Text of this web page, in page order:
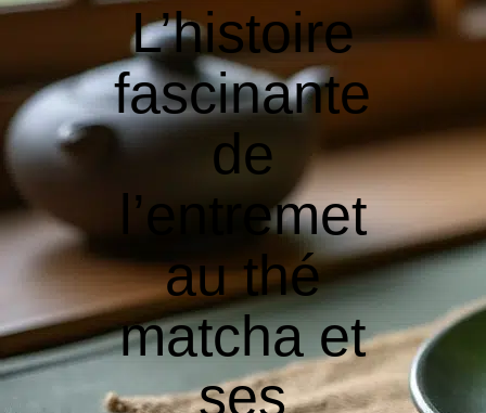
L’histoire
fascinante
de
l’entremet
au thé
matcha et
ses